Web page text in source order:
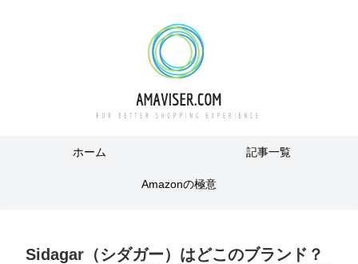
ホーム 記事一覧
Amazonの極意
Sidagar（シダガー）はどこのブランド？